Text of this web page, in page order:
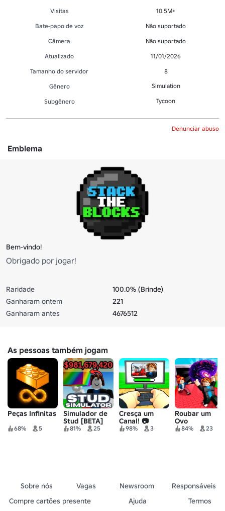
Visitas
10.5M+
Bate-papo de voz
Não suportado
Câmera
Não suportado
Atualizado
11/01/2026
Tamanho do servidor
8
Gênero
Simulation
Subgênero Tycoon
Denunciar abuso
Emblema
Bem-vindo!
Obrigado por jogar!
Raridade
100.0% (Brinde)
Ganharam ontem
221
Ganharam antes
4676512
As pessoas também jogam
Peças Infinitas
68% 5
Simulador de
Stud [BETA]
81% 25
Cresça um
Canal! 📷
98% 3
Roubar um
Ovo
84% 23
Sobre nós Vagas Newsroom
Responsáveis
Compre cartões presente
Ajuda Termos